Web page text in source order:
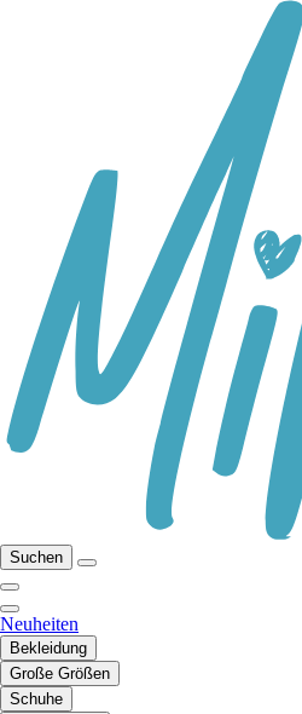
Suchen
Neuheiten
Bekleidung
Große Größen
Schuhe